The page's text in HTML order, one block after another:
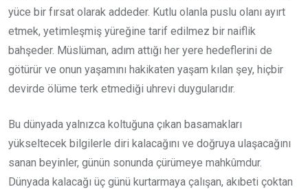
yüce bir fırsat olarak addeder. Kutlu olanla puslu olanı ayırt
etmek, yetimleşmiş yüreğine tarif edilmez bir naiflik
bahşeder. Müslüman, adım attığı her yere hedeflerini de
götürür ve onun yaşamını hakikaten yaşam kılan şey, hiçbir
devirde ölüme terk etmediği uhrevi duygularıdır.
Bu dünyada yalnızca koltuğuna çıkan basamakları
yükseltecek bilgilerle diri kalacağını ve doğruya ulaşacağını
sanan beyinler, günün sonunda çürümeye mahkûmdur.
Dünyada kalacağı üç günü kurtarmaya çalışan, akıbeti çoktan